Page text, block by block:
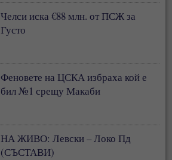
Челси иска €88 млн. от ПСЖ за
Густо
Феновете на ЦСКА избраха кой е
бил №1 срещу Макаби
НА ЖИВО: Левски – Локо Пд
(СЪСТАВИ)